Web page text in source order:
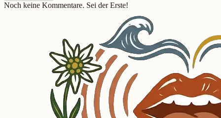
Noch keine Kommentare. Sei der Erste!